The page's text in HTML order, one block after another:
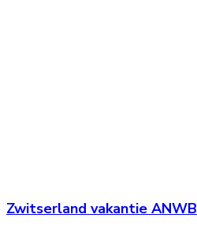
Zwitserland vakantie ANWB